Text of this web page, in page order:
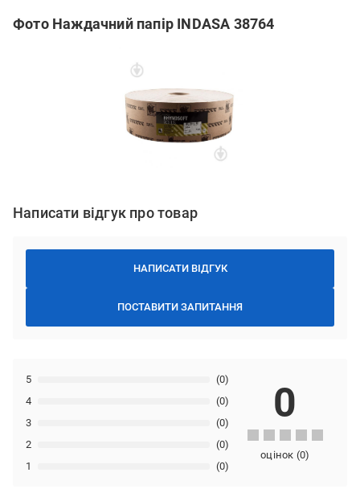
Фото Наждачний папір INDASA 38764
Написати відгук про товар
НАПИСАТИ ВІДГУК
ПОСТАВИТИ ЗАПИТАННЯ
1 (0)
2 (0)
3 (0)
4 (0)
5 (0)
0
оцінок (0)